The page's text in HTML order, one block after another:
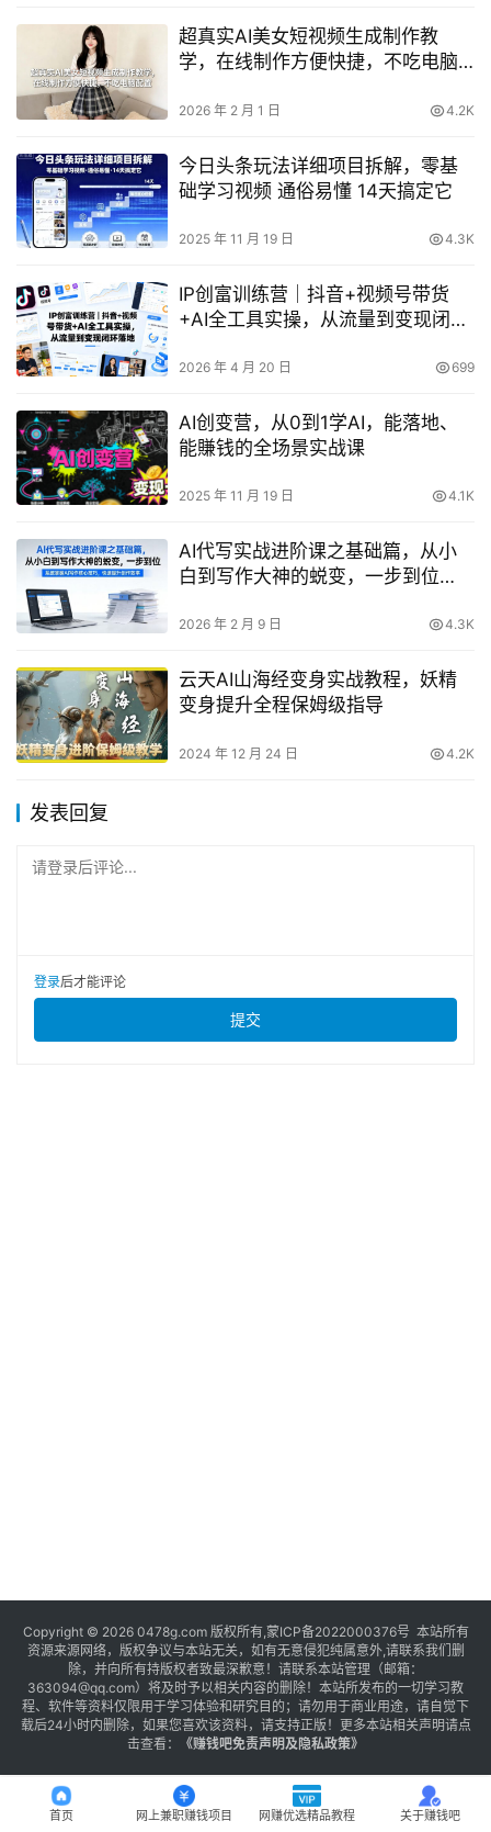
超真实AI美女短视频生成制作教
学，在线制作方便快捷，不吃电脑
2026 年 2 月 1 日 4.2K
今日头条玩法详细项目拆解，零基
础学习视频 通俗易懂 14天搞定它
2025 年 11 月 19 日 4.3K
IP创富训练营｜抖音+视频号带货
+AI全工具实操，从流量到变现闭环
2026 年 4 月 20 日 699
AI创变营，从0到1学AI，能落地、
能賺钱的全场景实战课
2025 年 11 月 19 日 4.1K
AI代写实战进阶课之基础篇，从小
白到写作大神的蜕变，一步到位
2026 年 2 月 9 日 4.3K
云天AI山海经变身实战教程，妖精
变身提升全程保姆级指导
2024 年 12 月 24 日 4.2K
发表回复
请登录后评论...
登录后才能评论
提交
Copyright © 2026 0478g.com 版权所有,蒙ICP备2022000376号 本站所有
资源来源网络，版权争议与本站无关，如有无意侵犯纯属意外,请联系我们删
除，并向所有持版权者致最深歉意！请联系本站管理（邮箱：
363094@qq.com）将及时予以相关内容的删除！本站所发布的一切学习教
程、软件等资料仅限用于学习体验和研究目的；请勿用于商业用途，请自觉下
载后24小时内删除，如果您喜欢该资料，请支持正版！更多本站相关声明请点
击查看：
《赚钱吧免责声明及隐私政策》
首页 网上兼职赚钱项目 网赚优选精品教程 关于赚钱吧